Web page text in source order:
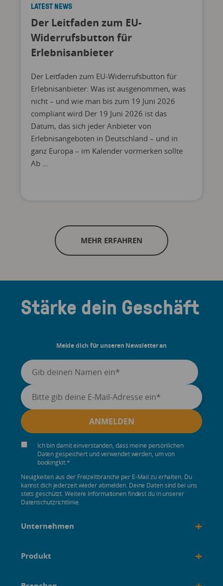
LATEST NEWS
Der Leitfaden zum EU-
Widerrufsbutton für
Erlebnisanbieter
Der Leitfaden zum EU-Widerrufsbutton für
Erlebnisanbieter: Was ist ausgenommen, was
nicht – und wie man bis zum 19 Juni 2026
compliant wird Der 19 Juni 2026 ist das
Datum, das sich jeder Anbieter von
Erlebnisangeboten in Deutschland – und in
ganz Europa – im Kalender vormerken sollte
Ab …
MEHR ERFAHREN
Stärke dein Geschäft
Melde dich für unseren Newsletter an
Ich bin damit einverstanden, dass meine persönlichen
Daten gespeichert und verwendet werden, um von
bookingkit.*
Neuigkeiten aus der Freizeitbranche per E-Mail zu erhalten. Du
kannst dich jederzeit wieder abmelden. Deine Daten sind bei uns
stets geschützt. Weitere Informationen findest du in unserer
Datenschutzrichtlinie.
Unternehmen +
Produkt +